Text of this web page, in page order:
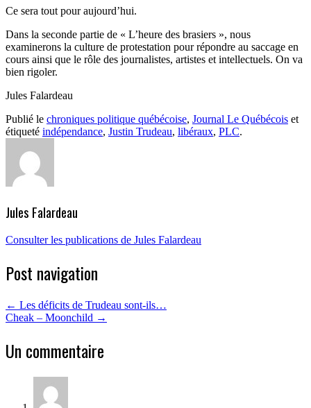
Ce sera tout pour aujourd’hui.
Dans la seconde partie de « L’heure des brasiers », nous
examinerons la culture de protestation pour répondre au saccage en
cours ainsi que le rôle des journalistes, artistes et intellectuels. On va
bien rigoler.
Jules Falardeau
Publié le chroniques politique québécoise, Journal Le Québécois et
étiqueté indépendance, Justin Trudeau, libéraux, PLC.
Jules Falardeau
Consulter les publications de Jules Falardeau
Post navigation
← Les déficits de Trudeau sont-ils…
Cheak – Moonchild →
Un commentaire